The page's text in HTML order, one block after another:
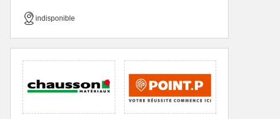
indisponible